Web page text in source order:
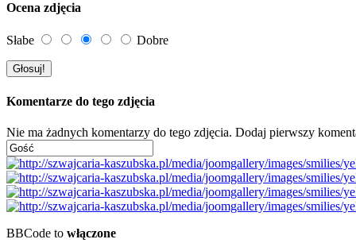
Ocena zdjęcia
Słabe Dobre
Komentarze do tego zdjęcia
Nie ma żadnych komentarzy do tego zdjęcia. Dodaj pierwszy
BBCode to włączone